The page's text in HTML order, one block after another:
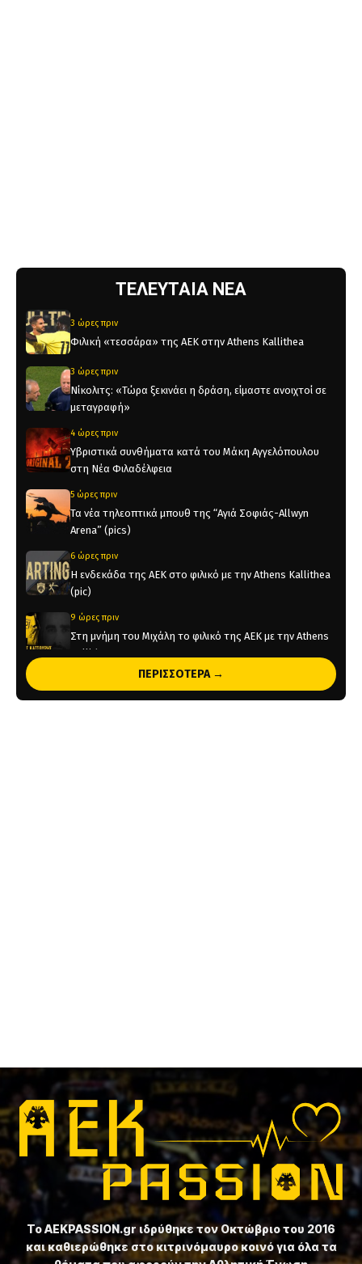
ΤΕΛΕΥΤΑΙΑ ΝΕΑ
3 ώρες πριν
Φιλική «τεσσάρα» της ΑΕΚ στην Athens Kallithea
3 ώρες πριν
Νίκολιτς: «Τώρα ξεκινάει η δράση, είμαστε ανοιχτοί σε
μεταγραφή»
4 ώρες πριν
Υβριστικά συνθήματα κατά του Μάκη Αγγελόπουλου
στη Νέα Φιλαδέλφεια
5 ώρες πριν
Τα νέα τηλεοπτικά μπουθ της “Αγιά Σοφιάς-Allwyn
Arena” (pics)
6 ώρες πριν
Η ενδεκάδα της ΑΕΚ στο φιλικό με την Athens Kallithea
(pic)
9 ώρες πριν
Στη μνήμη του Μιχάλη το φιλικό της ΑΕΚ με την Athens
Kallithea
Τέλος από την ΑΕΚ ο Δέδες
ΠΕΡΙΣΣΟΤΕΡΑ →
Το ⁦AEKPASSION.gr⁩ ιδρύθηκε τον Οκτώβριο του 2016
και καθιερώθηκε στο κιτρινόμαυρο κοινό για όλα τα